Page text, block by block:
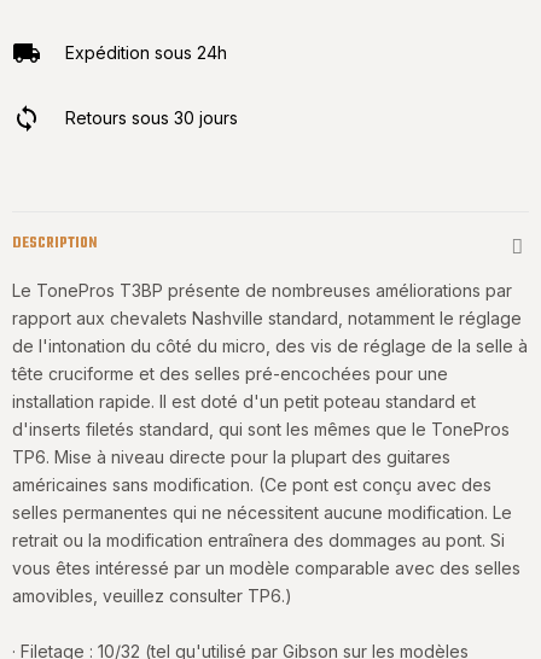
Expédition sous 24h
Retours sous 30 jours
DESCRIPTION
Le TonePros T3BP présente de nombreuses améliorations par
rapport aux chevalets Nashville standard, notamment le réglage
de l'intonation du côté du micro, des vis de réglage de la selle à
tête cruciforme et des selles pré-encochées pour une
installation rapide. Il est doté d'un petit poteau standard et
d'inserts filetés standard, qui sont les mêmes que le TonePros
TP6. Mise à niveau directe pour la plupart des guitares
américaines sans modification. (Ce pont est conçu avec des
selles permanentes qui ne nécessitent aucune modification. Le
retrait ou la modification entraînera des dommages au pont. Si
vous êtes intéressé par un modèle comparable avec des selles
amovibles, veuillez consulter TP6.)
· Filetage : 10/32 (tel qu'utilisé par Gibson sur les modèles